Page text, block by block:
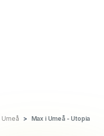
Umeå Max i Umeå - Utopia